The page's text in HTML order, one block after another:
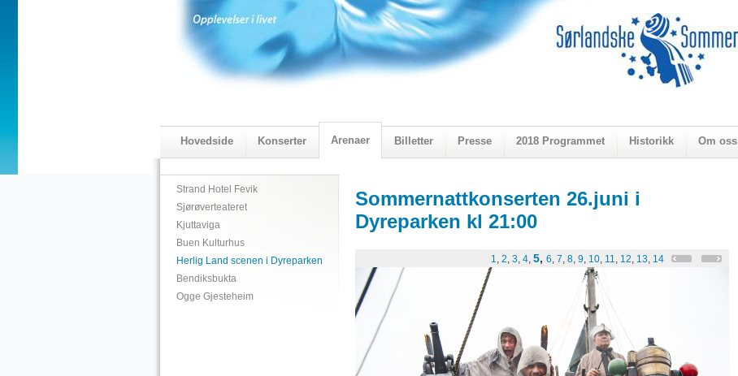
Hovedside Konserter Arenaer Billetter Presse 2018 Programmet Historikk Om oss
2018 Programmet Visningskatalogen 2018
Strand Hotel Fevik
Sjørøverteateret
Kjuttaviga
Buen Kulturhus
Herlig Land scenen i Dyreparken
Bendiksbukta
Ogge Gjesteheim
Sommernattkonserten 26.juni i
Dyreparken kl 21:00
1, 2, 3, 4, 5, 6, 7, 8, 9, 10, 11, 12, 13, 14